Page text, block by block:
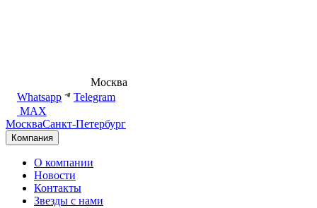
Москва
Whatsapp
Telegram
MAX
МоскваСанкт-Петербург
Компания
О компании
Новости
Контакты
Звезды с нами